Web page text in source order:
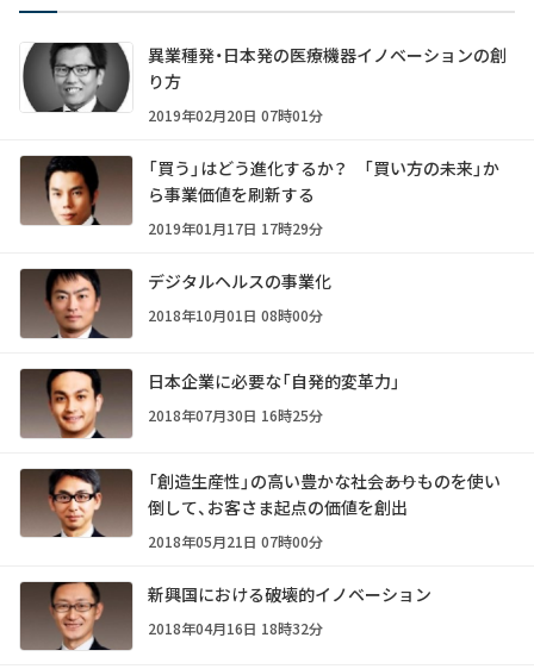
異業種発・日本発の医療機器イノベーションの創
り方
2019年02月20日 07時01分
「買う」はどう進化するか？ 「買い方の未来」か
ら事業価値を刷新する
2019年01月17日 17時29分
デジタルヘルスの事業化
2018年10月01日 08時00分
日本企業に必要な「自発的変革力」
2018年07月30日 16時25分
「創造生産性」の高い豊かな社会――ありものを使い
倒して、お客さま起点の価値を創出
2018年05月21日 07時00分
新興国における破壊的イノベーション
2018年04月16日 18時32分